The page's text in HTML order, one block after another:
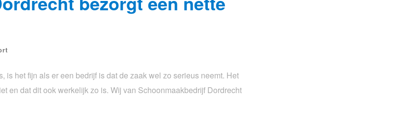
het fijn als er een bedrijf is dat de zaak wel zo serieus neemt. Het
en dat dit ook werkelijk zo is. Wij van Schoonmaakbedrijf Dordrecht